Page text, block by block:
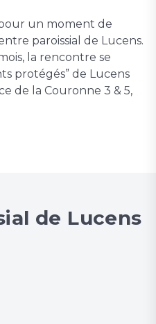
un moment de
paroissial de Lucens.
la rencontre se
protégés” de Lucens
de la Couronne 3 & 5,
de Lucens